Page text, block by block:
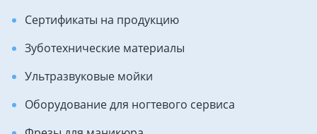
Сертификаты на продукцию
Зуботехнические материалы
Ультразвуковые мойки
Оборудование для ногтевого сервиса